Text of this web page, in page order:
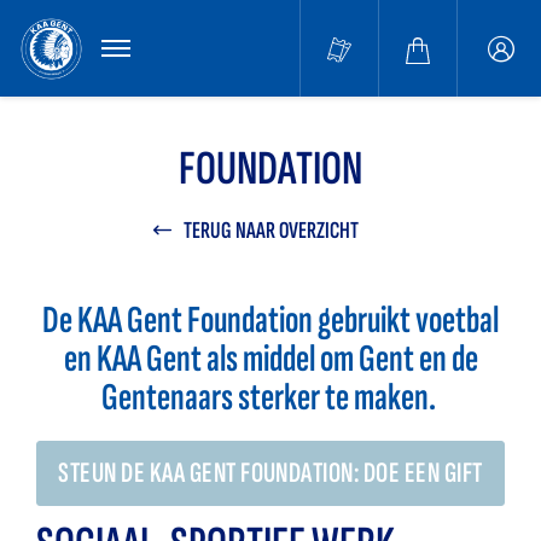
MENU
FOUNDATION
TERUG NAAR OVERZICHT
De KAA Gent Foundation gebruikt voetbal
en KAA Gent als middel om Gent en de
Gentenaars sterker te maken.
STEUN DE KAA GENT FOUNDATION: DOE EEN GIFT